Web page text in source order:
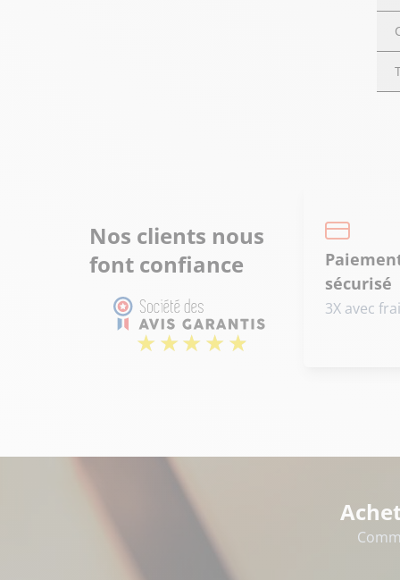
Nos clients nous
font confiance
sécurisé
3X avec